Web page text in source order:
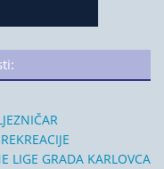
LIGE GRADA KARLOVCA